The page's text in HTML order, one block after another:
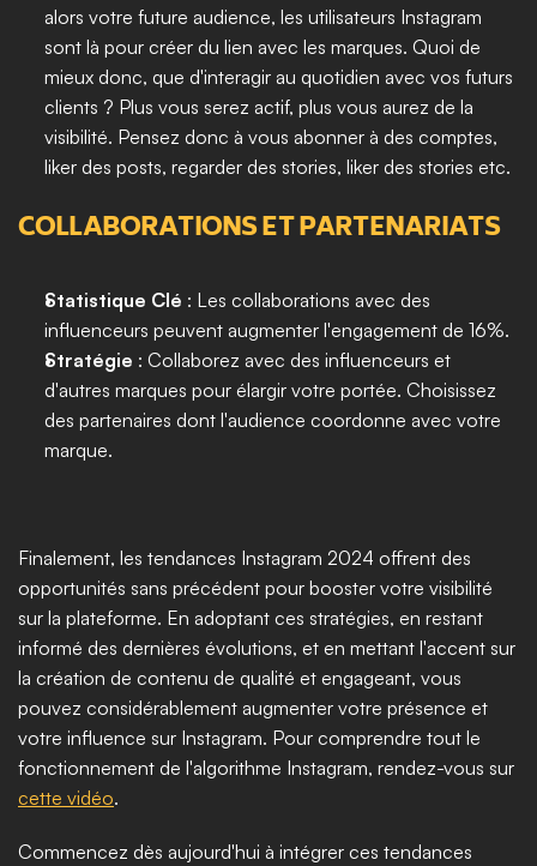
alors votre future audience, les utilisateurs Instagram
sont là pour créer du lien avec les marques. Quoi de
mieux donc, que d'interagir au quotidien avec vos futurs
clients ? Plus vous serez actif, plus vous aurez de la
visibilité. Pensez donc à vous abonner à des comptes,
liker des posts, regarder des stories, liker des stories etc.
COLLABORATIONS ET PARTENARIATS
Statistique Clé : Les collaborations avec des
influenceurs peuvent augmenter l'engagement de 16%.
Stratégie : Collaborez avec des influenceurs et
d'autres marques pour élargir votre portée. Choisissez
des partenaires dont l'audience coordonne avec votre
marque.
Finalement, les tendances Instagram 2024 offrent des
opportunités sans précédent pour booster votre visibilité
sur la plateforme. En adoptant ces stratégies, en restant
informé des dernières évolutions, et en mettant l'accent sur
la création de contenu de qualité et engageant, vous
pouvez considérablement augmenter votre présence et
votre influence sur Instagram. Pour comprendre tout le
cette vidéo.
Commencez dès aujourd'hui à intégrer ces tendances